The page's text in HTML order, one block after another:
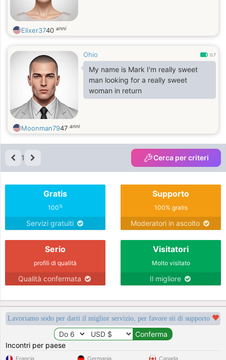
Elixer3740 anni
Ohio 0.7
My name is Mark I'm really sweet
man looking for a really sweet
woman in return
Moonman7947 anni
1 Cerca per criteri
Gratis
100%
Servizi gratuiti
Supporto
100% gratis
Moderatori in ascolto
Serio
profili di qualità
Qualità confermata
Visitatori
Molto visitato
Il migliore
Lavoriamo sodo per darti il miglior servizio, per favore sii di supporto
Incontri per paese
Francia Germania Canada